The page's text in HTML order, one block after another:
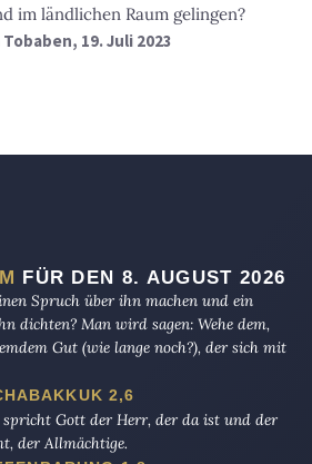
im ländlichen Raum gelingen?
19. Juli 2023
FÜR DEN 8. AUGUST 2026
Spruch über ihn machen und ein
dichten? Man wird sagen: Wehe dem,
Gut (wie lange noch?), der sich mit
2,6
Gott der Herr, der da ist und der
der Allmächtige.